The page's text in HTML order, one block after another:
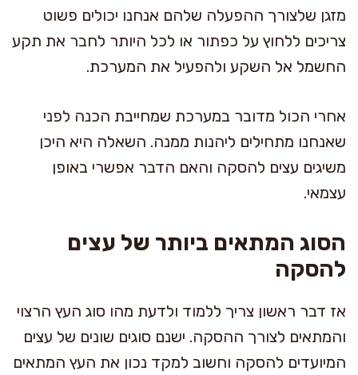
מזגן שלצורך ההפעלה שלהם אנחנו יכולים פשוט
צריכים ללחוץ על כפתור או לכל היותר לחבר את תקע
החשמל אל השקע ולהפעיל את המערכת.
אחרי הכול מדובר במערכת שמחייבת הכנה לפני
שאנחנו מתחילים ליהנות ממנה. השאלה היא היכן
משיגים עצים להסקה והאם הדבר אפשרי באופן
עצמאי.
הסוג המתאים ביותר של עצים
להסקה
אז דבר ראשון צריך ללמוד ולדעת מהו סוג העץ הרצוי
והמתאים לצורך ההסקה. ישנם סוגים שונים של עצים
המיועדים להסקה וחשוב למקד נכון את העץ המתאים